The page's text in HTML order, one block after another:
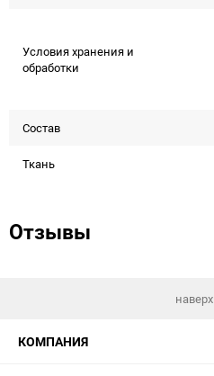
Условия хранения и
обработки
Состав
Ткань
Отзывы
наверх
КОМПАНИЯ